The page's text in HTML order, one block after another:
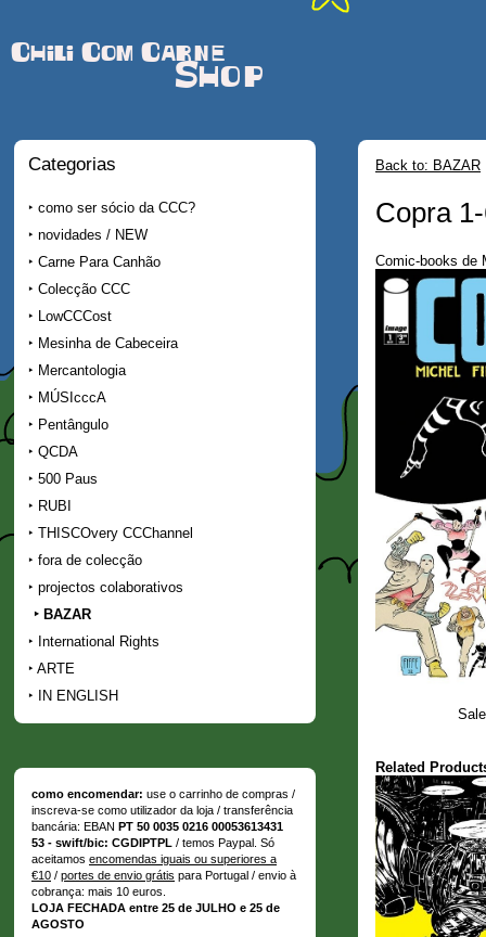
Chili Com Carne
Shop
Categorias
como ser sócio da CCC?
novidades / NEW
Carne Para Canhão
Colecção CCC
LowCCCost
Mesinha de Cabeceira
Mercantologia
MÚSIcccA
Pentângulo
QCDA
500 Paus
RUBI
THISCOvery CCChannel
fora de colecção
projectos colaborativos
BAZAR
International Rights
ARTE
IN ENGLISH
como encomendar: use o carrinho de compras /
inscreva-se como utilizador da loja / transferência
bancária: EBAN PT 50 0035 0216 00053613431
53 - swift/bic: CGDIPTPL / temos Paypal. Só
aceitamos encomendas iguais ou superiores a
€10 / portes de envio grátis para Portugal / envio à
cobrança: mais 10 euros.
LOJA FECHADA entre 25 de JULHO e 25 de
AGOSTO
Back to: BAZAR
Copra
Comic-books de
Related